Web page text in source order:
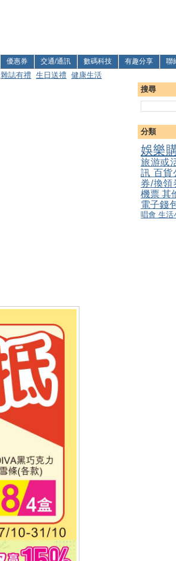
優惠券 交通/通訊 數碼科技 有趣分享 聯
雜誌有禮 生日送禮 健康生活
搜尋
分類
娛樂
旅游或
訊 百貨
券/換領
機票其
電子錢
唱會 生活